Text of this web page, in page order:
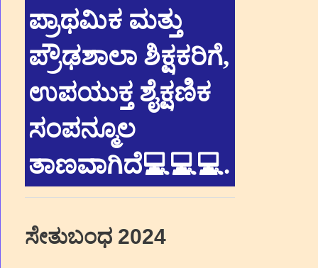
ಪ್ರಾಥಮಿಕ ಮತ್ತು
ಪ್ರೌಢಶಾಲಾ ಶಿಕ್ಷಕರಿಗೆ,
ಉಪಯುಕ್ತ ಶೈಕ್ಷಣಿಕ
ಸಂಪನ್ಮೂಲ
ತಾಣವಾಗಿದೆ💻💻💻.
ಸೇತುಬಂಧ 2024